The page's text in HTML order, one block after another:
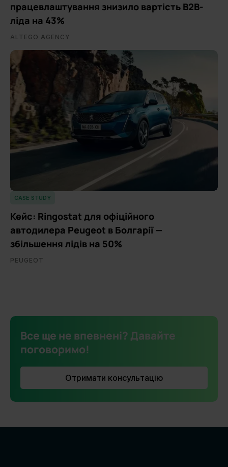
працевлаштування знизило вартість B2B-
ліда на 43%
ALTEGO AGENCY
CASE STUDY
Кейс: Ringostat для офіційного
автодилера Peugeot в Болгарії —
збільшення лідів на 50%
PEUGEOT
Все ще не впевнені? Давайте
поговоримо!
Отримати консультацію